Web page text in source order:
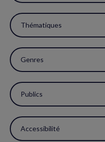
filtres
pour
réactualiser
la
page.
Thématiques
Genres
Publics
Accessibilité